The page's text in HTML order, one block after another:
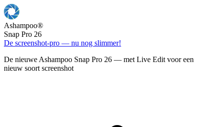
Ashampoo®
Snap Pro 26
De screenshot-pro — nu nog slimmer!
De nieuwe Ashampoo Snap Pro 26 — met Live Edit voor een
nieuw soort screenshot